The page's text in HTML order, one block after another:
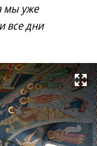
мы уже
все дни
Развернуть